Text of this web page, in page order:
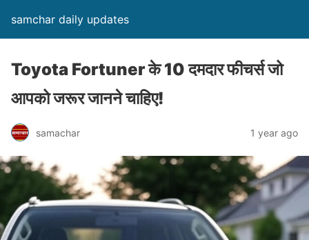
samchar daily updates
Toyota Fortuner के 10 दमदार फीचर्स जो
आपको जरूर जानने चाहिए!
samachar 1 year ago